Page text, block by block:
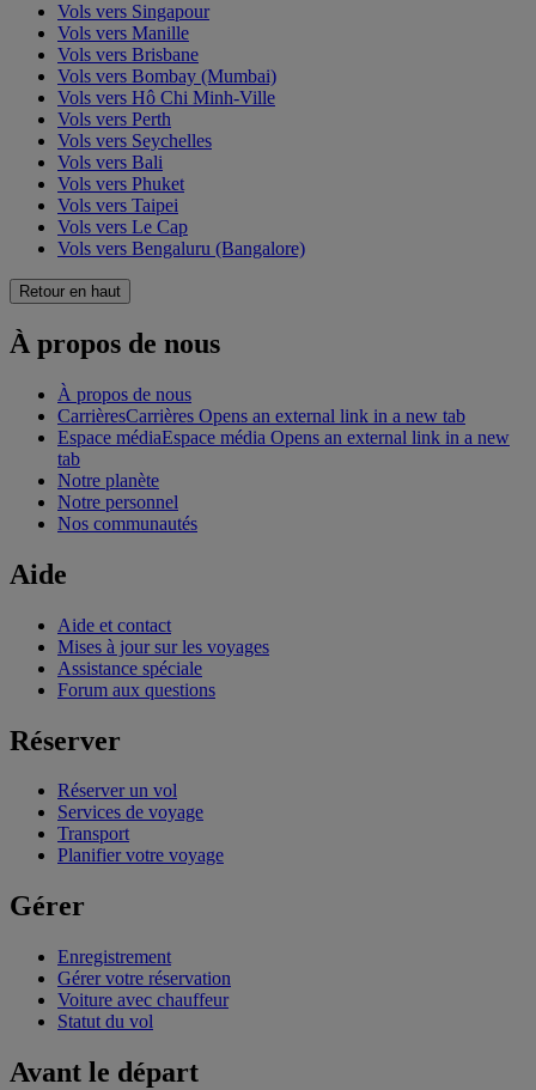
Vols vers Singapour
Vols vers Manille
Vols vers Brisbane
Vols vers Bombay (Mumbai)
Vols vers Hô Chi Minh-Ville
Vols vers Perth
Vols vers Seychelles
Vols vers Bali
Vols vers Phuket
Vols vers Taipei
Vols vers Le Cap
Vols vers Bengaluru (Bangalore)
Retour en haut
À propos de nous
À propos de nous
CarrièresCarrières Opens an external link in a new tab
Espace médiaEspace média Opens an external link in a new
tab
Notre planète
Notre personnel
Nos communautés
Aide
Aide et contact
Mises à jour sur les voyages
Assistance spéciale
Forum aux questions
Réserver
Réserver un vol
Services de voyage
Transport
Planifier votre voyage
Gérer
Enregistrement
Gérer votre réservation
Voiture avec chauffeur
Statut du vol
Avant le départ